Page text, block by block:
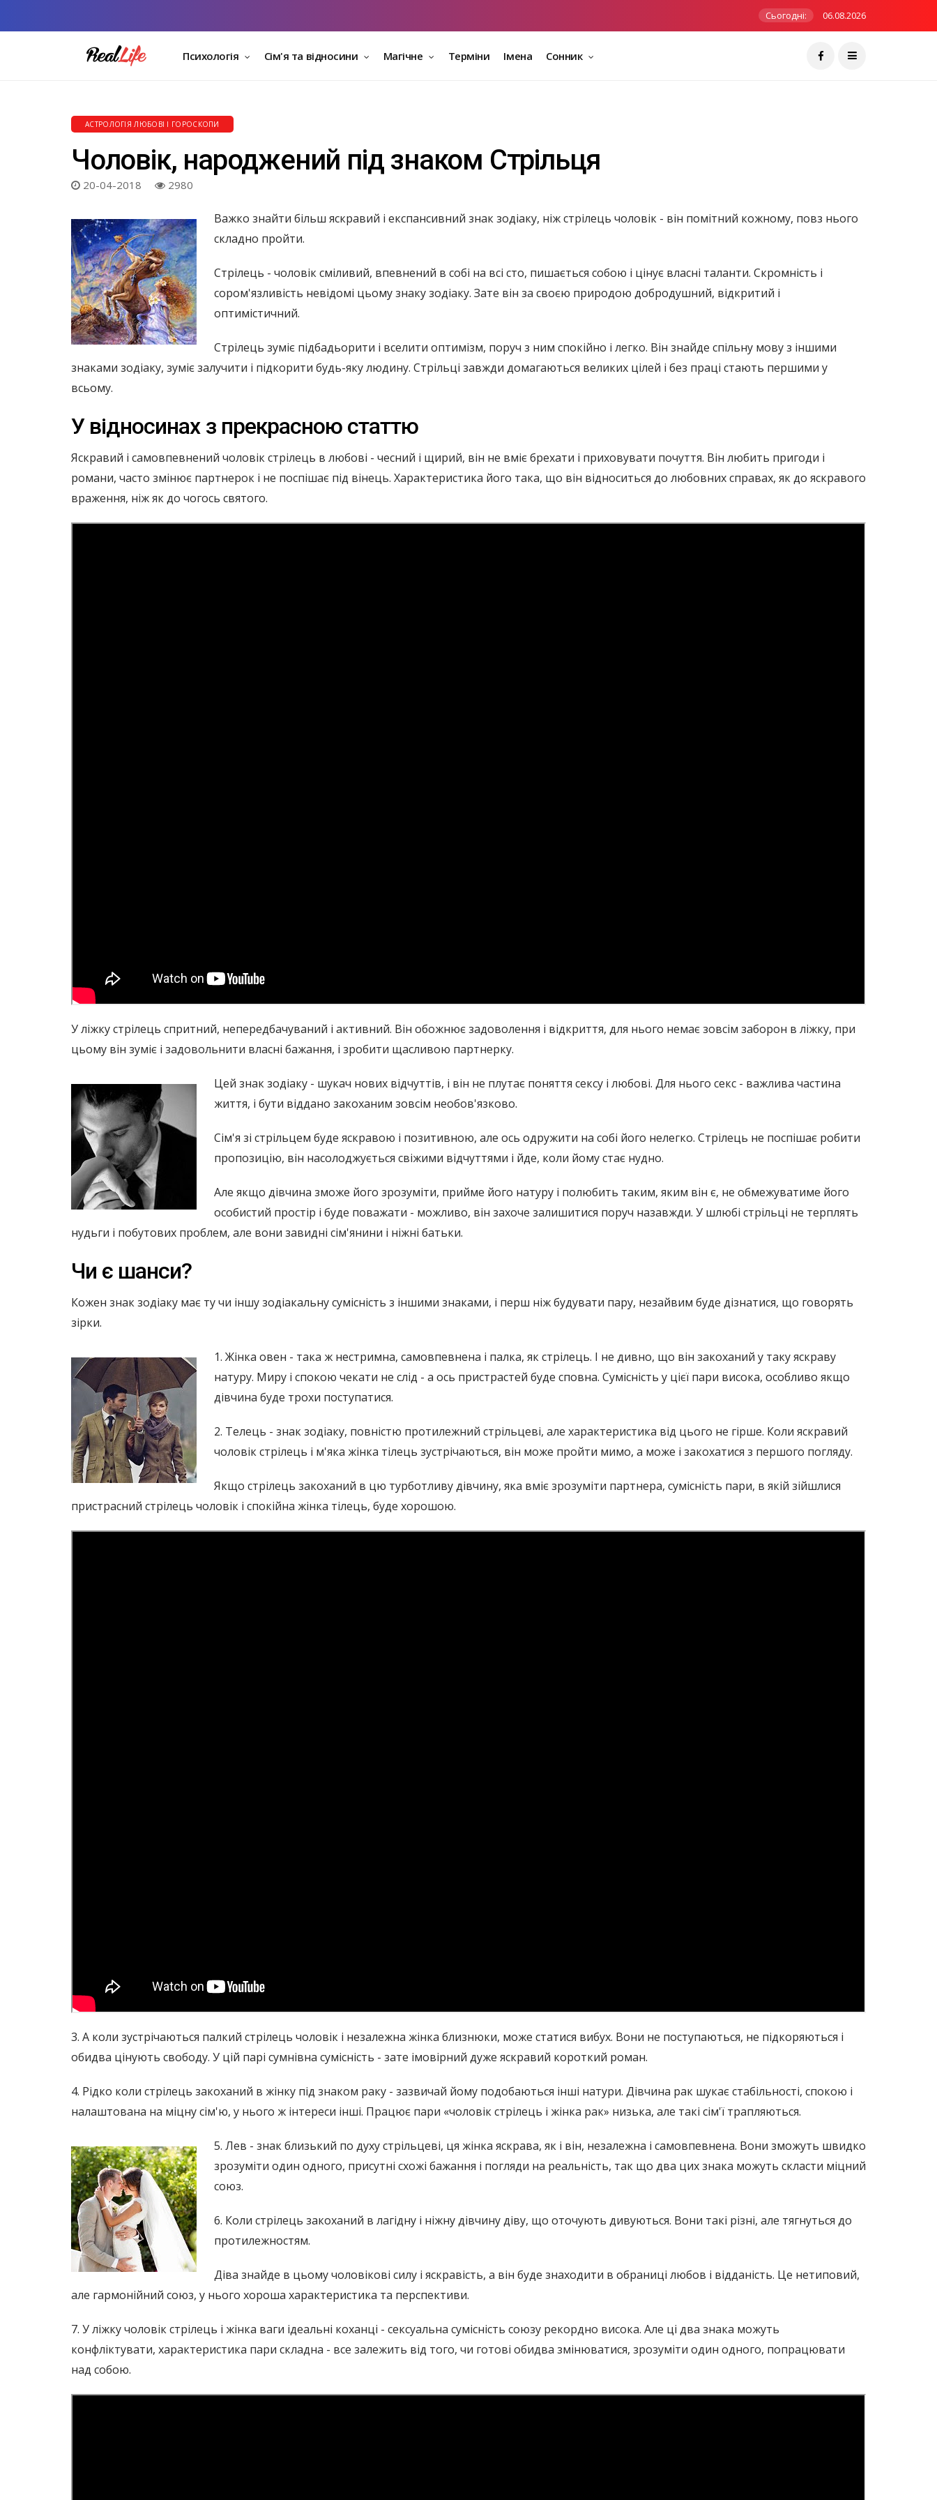
Сьогодні: 06.08.2026
Психологія Сім'я та відносини Магічне Терміни Імена Сонник
АСТРОЛОГІЯ ЛЮБОВІ І ГОРОСКОПИ
Чоловік, народжений під знаком Стрільця
20-04-2018 2980
Важко знайти більш яскравий і експансивний знак зодіаку, ніж стрілець чоловік - він помітний кожному, повз нього
складно пройти.
Стрілець - чоловік сміливий, впевнений в собі на всі сто, пишається собою і цінує власні таланти. Скромність і
сором'язливість невідомі цьому знаку зодіаку. Зате він за своєю природою добродушний, відкритий і
оптимістичний.
Стрілець зуміє підбадьорити і вселити оптимізм, поруч з ним спокійно і легко. Він знайде спільну мову з іншими
знаками зодіаку, зуміє залучити і підкорити будь-яку людину. Стрільці завжди домагаються великих цілей і без праці стають першими у
всьому.
У відносинах з прекрасною статтю
Яскравий і самовпевнений чоловік стрілець в любові - чесний і щирий, він не вміє брехати і приховувати почуття. Він любить пригоди і
романи, часто змінює партнерок і не поспішає під вінець. Характеристика його така, що він відноситься до любовних справах, як до яскравого
враження, ніж як до чогось святого.
У ліжку стрілець спритний, непередбачуваний і активний. Він обожнює задоволення і відкриття, для нього немає зовсім заборон в ліжку, при
цьому він зуміє і задовольнити власні бажання, і зробити щасливою партнерку.
Цей знак зодіаку - шукач нових відчуттів, і він не плутає поняття сексу і любові. Для нього секс - важлива частина
життя, і бути віддано закоханим зовсім необов'язково.
Сім'я зі стрільцем буде яскравою і позитивною, але ось одружити на собі його нелегко. Стрілець не поспішає робити
пропозицію, він насолоджується свіжими відчуттями і йде, коли йому стає нудно.
Але якщо дівчина зможе його зрозуміти, прийме його натуру і полюбить таким, яким він є, не обмежуватиме його
особистий простір і буде поважати - можливо, він захоче залишитися поруч назавжди. У шлюбі стрільці не терплять
нудьги і побутових проблем, але вони завидні сім'янини і ніжні батьки.
Чи є шанси?
Кожен знак зодіаку має ту чи іншу зодіакальну сумісність з іншими знаками, і перш ніж будувати пару, незайвим буде дізнатися, що говорять
зірки.
1. Жінка овен - така ж нестримна, самовпевнена і палка, як стрілець. І не дивно, що він закоханий у таку яскраву
натуру. Миру і спокою чекати не слід - а ось пристрастей буде сповна. Сумісність у цієї пари висока, особливо якщо
дівчина буде трохи поступатися.
2. Телець - знак зодіаку, повністю протилежний стрільцеві, але характеристика від цього не гірше. Коли яскравий
чоловік стрілець і м'яка жінка тілець зустрічаються, він може пройти мимо, а може і закохатися з першого погляду.
Якщо стрілець закоханий в цю турботливу дівчину, яка вміє зрозуміти партнера, сумісність пари, в якій зійшлися
пристрасний стрілець чоловік і спокійна жінка тілець, буде хорошою.
3. А коли зустрічаються палкий стрілець чоловік і незалежна жінка близнюки, може статися вибух. Вони не поступаються, не підкоряються і
обидва цінують свободу. У цій парі сумнівна сумісність - зате імовірний дуже яскравий короткий роман.
4. Рідко коли стрілець закоханий в жінку під знаком раку - зазвичай йому подобаються інші натури. Дівчина рак шукає стабільності, спокою і
налаштована на міцну сім'ю, у нього ж інтереси інші. Працює пари «чоловік стрілець і жінка рак» низька, але такі сім'ї трапляються.
5. Лев - знак близький по духу стрільцеві, ця жінка яскрава, як і він, незалежна і самовпевнена. Вони зможуть швидко
зрозуміти один одного, присутні схожі бажання і погляди на реальність, так що два цих знака можуть скласти міцний
союз.
6. Коли стрілець закоханий в лагідну і ніжну дівчину діву, що оточують дивуються. Вони такі різні, але тягнуться до
протилежностям.
Діва знайде в цьому чоловікові силу і яскравість, а він буде знаходити в обраниці любов і відданість. Це нетиповий,
але гармонійний союз, у нього хороша характеристика та перспективи.
7. У ліжку чоловік стрілець і жінка ваги ідеальні коханці - сексуальна сумісність союзу рекордно висока. Але ці два знака можуть
конфліктувати, характеристика пари складна - все залежить від того, чи готові обидва змінюватися, зрозуміти один одного, попрацювати
над собою.